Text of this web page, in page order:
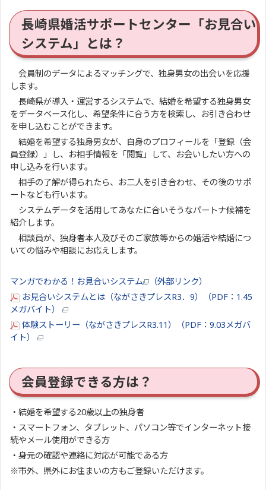
長崎県婚活サポートセンター「お見合い
システム」とは？
会員制のデータによるマッチングで、独身男女の出会いを応援
します。
長崎県が導入・運営するシステムで、結婚を希望する独身男女
をデータベース化し、希望条件に合う方を検索し、お引き合わせ
を申し込むことができます。
結婚を希望する独身男女が、自身のプロフィールを「登録（会
員登録）」し、お相手情報を「閲覧」して、お会いしたい方への
申し込みを行います。
相手の了解が得られたら、お二人を引き合わせ、その後のサポ
ートなども行います。
システムデータを活用してあなたに合いそうなパートナ候補を
紹介します。
相談員が、独身者本人及びそのご家族等からの婚活や結婚につ
いての悩みや相談にお応えします。
マンガでわかる！お見合いシステム
（外部リンク）
お見合いシステムとは（ながさきプレスR3．9）（PDF：1.45
メガバイト）
体験ストーリー（ながさきプレスR3.11）（PDF：9.03メガバ
イト）
会員登録できる方は？
・結婚を希望する20歳以上の独身者
・スマートフォン、タブレット、パソコン等でインターネット接
続やメール使用ができる方
・身元の確認や連絡に対応が可能である方
※市外、県外にお住まいの方もご登録いただけます。